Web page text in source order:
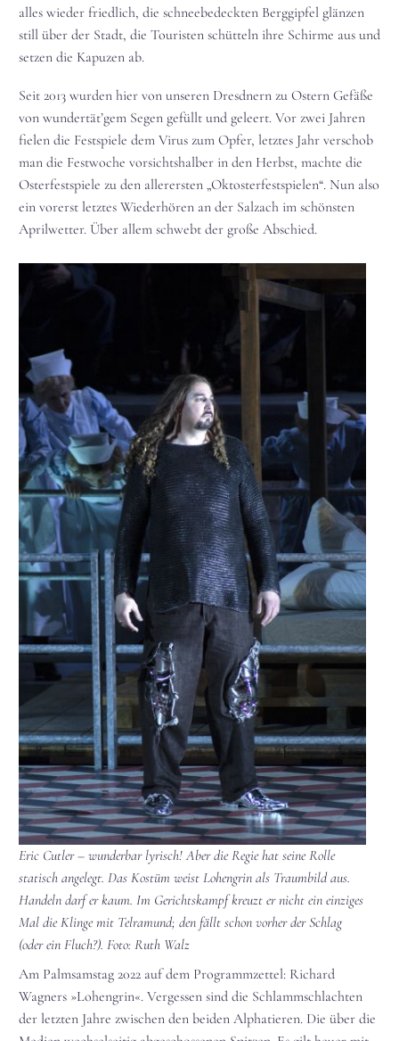
alles wieder friedlich, die schneebedeckten Berggipfel glänzen
still über der Stadt, die Touristen schütteln ihre Schirme aus und
setzen die Kapuzen ab.
Seit 2013 wurden hier von unseren Dresdnern zu Ostern Gefäße
von wundertät’gem Segen gefüllt und geleert. Vor zwei Jahren
fielen die Festspiele dem Virus zum Opfer, letztes Jahr verschob
man die Festwoche vorsichtshalber in den Herbst, machte die
Osterfestspiele zu den allerersten „Oktosterfestspielen“. Nun also
ein vorerst letztes Wiederhören an der Salzach im schönsten
Aprilwetter. Über allem schwebt der große Abschied.
Eric Cutler – wunderbar lyrisch! Aber die Regie hat seine Rolle
statisch angelegt. Das Kostüm weist Lohengrin als Traumbild aus.
Handeln darf er kaum. Im Gerichtskampf kreuzt er nicht ein einziges
Mal die Klinge mit Telramund; den fällt schon vorher der Schlag
(oder ein Fluch?). Foto: Ruth Walz
Am Palmsamstag 2022 auf dem Programmzettel: Richard
Wagners »Lohengrin«. Vergessen sind die Schlammschlachten
der letzten Jahre zwischen den beiden Alphatieren. Die über die